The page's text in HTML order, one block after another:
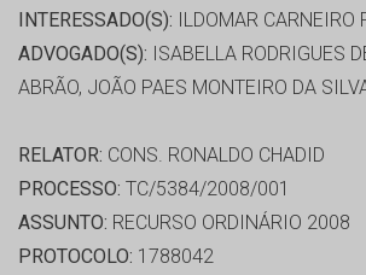
INTERESSADO(S): ILDOMAR CARNEIRO
ADVOGADO(S): ISABELLA RODRIGUES
ABRÃO, JOÃO PAES MONTEIRO DA
RELATOR: CONS. RONALDO CHADID
PROCESSO: TC/5384/2008/001
ASSUNTO: RECURSO ORDINÁRIO 2008
PROTOCOLO: 1788042